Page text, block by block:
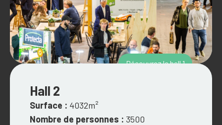
Découvrez le hall 1
Hall 2
Surface : 4032m²
Nombre de personnes : 3500